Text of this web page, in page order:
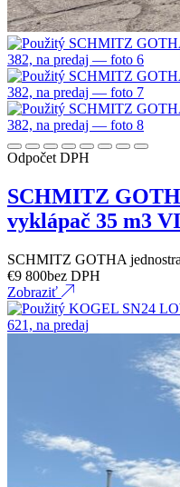
Odpočet DPH
SCHMITZ
vyklápač 35 m3
SCHMITZ GOTHA
€9 800bez DPH
Zobraziť